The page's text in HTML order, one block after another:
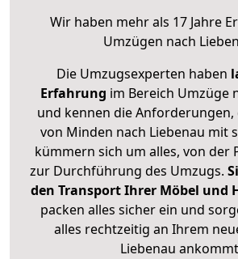
Wir haben mehr als 17 Jahre
Umzügen nach
Die Umzugsexperten haben
Erfahrung im Bereich Umzüge
und kennen die Anforderungen,
von Minden nach Liebenau mit
kümmern sich um alles, von der
zur Durchführung des Umzugs.
den Transport Ihrer Möbel und
packen alles sicher ein und
alles rechtzeitig an Ihrem
Liebenau